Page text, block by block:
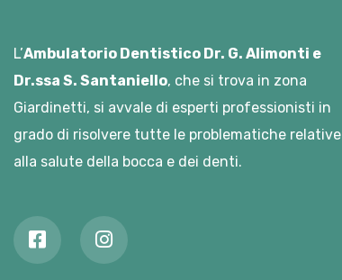
L’Ambulatorio Dentistico Dr. G. Alimonti e
Dr.ssa S. Santaniello, che si trova in zona
Giardinetti, si avvale di esperti professionisti in
grado di risolvere tutte le problematiche relative
alla salute della bocca e dei denti.